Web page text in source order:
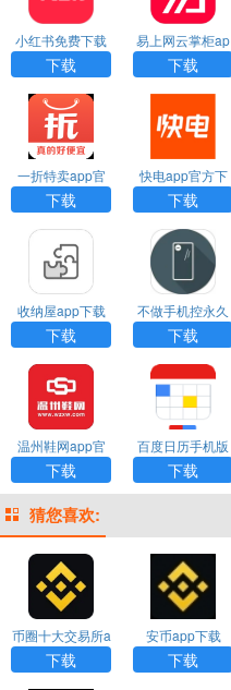
小红书免费下载
下载
易上网云掌柜ap
p下载
下载
一折特卖app官
方下载
下载
快电app官方下
载
下载
收纳屋app下载
安卓版
下载
不做手机控永久
会员版
下载
温州鞋网app官
方正版
下载
百度日历手机版
下载
下载
猜您喜欢:
币圈十大交易所a
pp下载
下载
安币app下载
下载